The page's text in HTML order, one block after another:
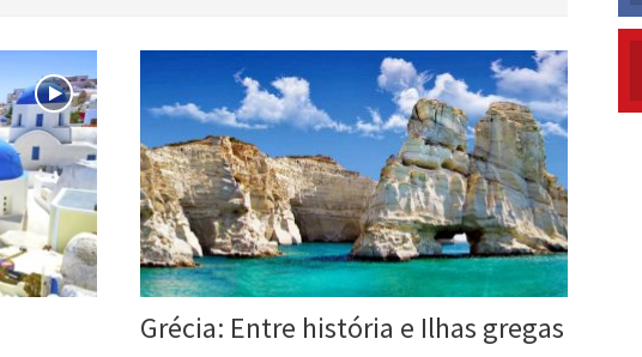
Grécia: Entre história e Ilhas gregas